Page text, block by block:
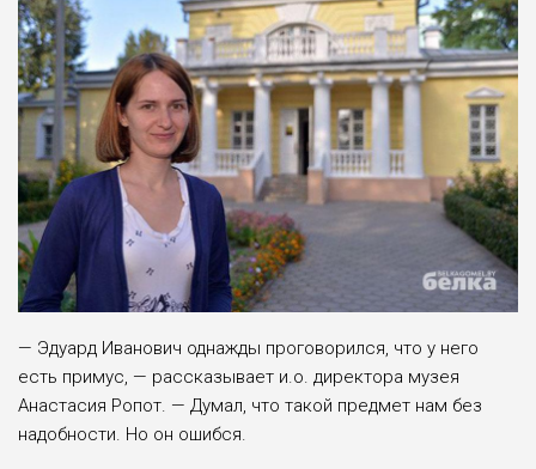
— Эдуард Иванович однаж­ды проговорился, что у него
есть примус, — рассказывает и.о. ди­ректора музея
Анастасия Ропот. — Думал, что такой предмет нам без
надобности. Но он ошибся.